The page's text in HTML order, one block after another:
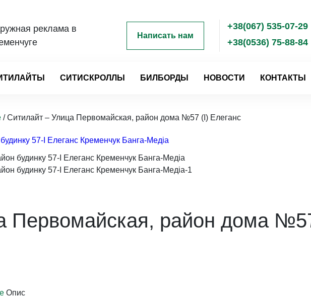
реклама в
Написать нам
+38(067) 535-07-29
+38(0536) 75-88-84
СИТИСКРОЛЛЫ БИЛБОРДЫ НОВОСТИ КОНТАКТЫ
/ Ситилайт – Улица Первомайская, район дома №57 (I) Елеганс
Первомайская, район дома
Опис